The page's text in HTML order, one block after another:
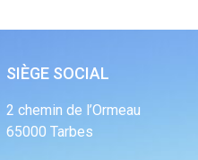
SIÈGE SOCIAL
2 chemin de l’Ormeau
65000 Tarbes